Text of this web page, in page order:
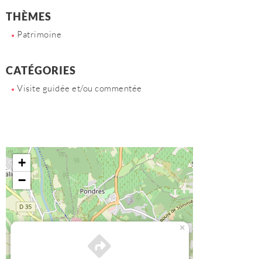
THÈMES
Patrimoine
CATÉGORIES
Visite guidée et/ou commentée
×
+
−